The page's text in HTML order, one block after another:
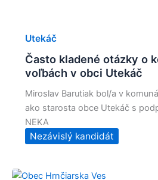
Utekáč
Často kladené otázky o
voľbách v obci Utekáč
Miroslav Barutiak bol/a v
ako starosta obce Utekáč s
NEKA
Nezávislý kandidát